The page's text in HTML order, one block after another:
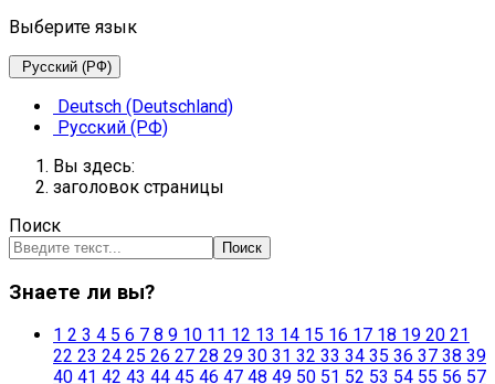
Выберите язык
Русский (РФ)
Deutsch (Deutschland)
Русский (РФ)
Вы здесь:
заголовок страницы
Поиск
Поиск
Знаете ли вы?
1 2 3 4 5 6 7 8 9 10 11 12 13 14 15 16 17 18 19 20 21
22 23 24 25 26 27 28 29 30 31 32 33 34 35 36 37 38 39
40 41 42 43 44 45 46 47 48 49 50 51 52 53 54 55 56 57